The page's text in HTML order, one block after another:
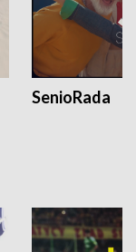
SenioRada